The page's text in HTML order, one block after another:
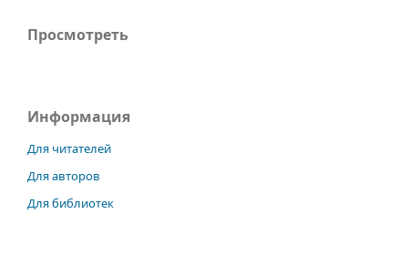
Просмотреть
Информация
Для читателей
Для авторов
Для библиотек